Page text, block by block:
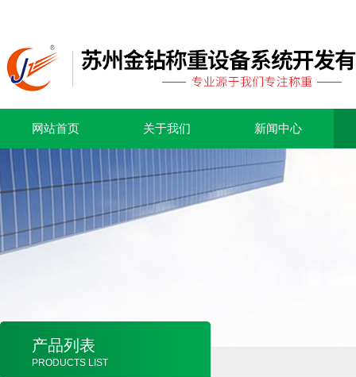
网站首页 关于我们 新闻中心
产品列表
PRODUCTS LIST